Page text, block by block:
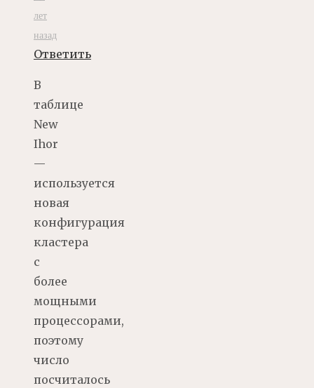
лет
назад
Ответить
В
таблице
New
Ihor
—
используется
новая
конфигурация
кластера
с
более
мощными
процессорами,
поэтому
число
посчиталось